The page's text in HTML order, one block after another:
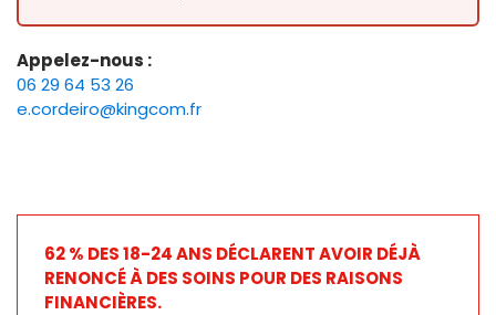
62 % DES 18-24 ANS DÉCLARENT AVOIR DÉJÀ
RENONCÉ À DES SOINS POUR DES RAISONS
FINANCIÈRES.
Appelez-nous :
06 29 64 53 26
e.cordeiro@kingcom.fr